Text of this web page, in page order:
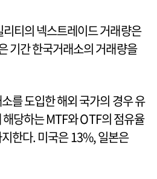
티의 넥스트레이드 거래량은
기간 한국거래소의 거래량을
를 도입한 해외 국가의 경우 유
당하는 MTF와 OTF의 점유율
한다. 미국은 13%, 일본은